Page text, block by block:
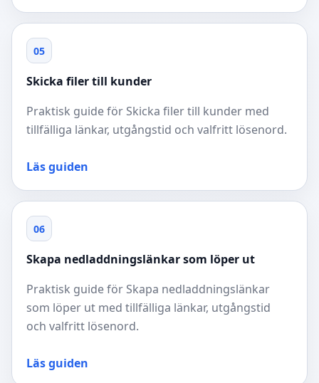
05
Skicka filer till kunder
Praktisk guide för Skicka filer till kunder med
tillfälliga länkar, utgångstid och valfritt lösenord.
Läs guiden
06
Skapa nedladdningslänkar som löper ut
Praktisk guide för Skapa nedladdningslänkar
som löper ut med tillfälliga länkar, utgångstid
och valfritt lösenord.
Läs guiden